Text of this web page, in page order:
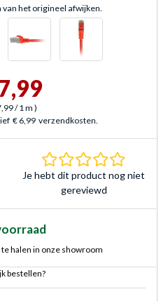
het origineel afwijken.
/ 1 m )
€ 6,99 verzendkosten.
Je hebt dit product nog niet
gereviewd
halen in onze showroom
bestellen?